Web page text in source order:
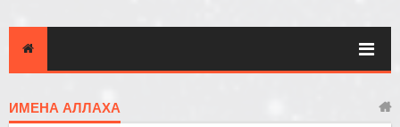
ИМЕНА АЛЛАХА